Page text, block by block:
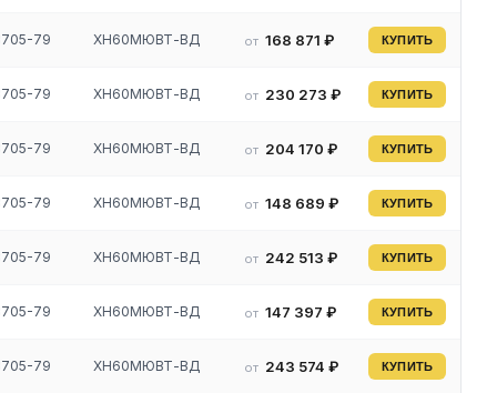
79 ХН60МЮВТ-ВД от 168 871 ₽ КУПИТЬ
79 ХН60МЮВТ-ВД от 230 273 ₽ КУПИТЬ
79 ХН60МЮВТ-ВД от 204 170 ₽ КУПИТЬ
79 ХН60МЮВТ-ВД от 148 689 ₽ КУПИТЬ
79 ХН60МЮВТ-ВД от 242 513 ₽ КУПИТЬ
79 ХН60МЮВТ-ВД от 147 397 ₽ КУПИТЬ
79 ХН60МЮВТ-ВД от 243 574 ₽ КУПИТЬ